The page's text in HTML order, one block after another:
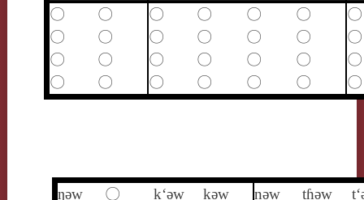
〇
〇 〇 〇 〇 〇
〇
〇
〇 〇 〇 〇 〇
〇
〇
〇 〇 〇 〇 〇
〇
〇
〇 〇 〇 〇 〇 〇
ŋǝw 〇 k‘ǝw kǝw nǝw tɦǝw